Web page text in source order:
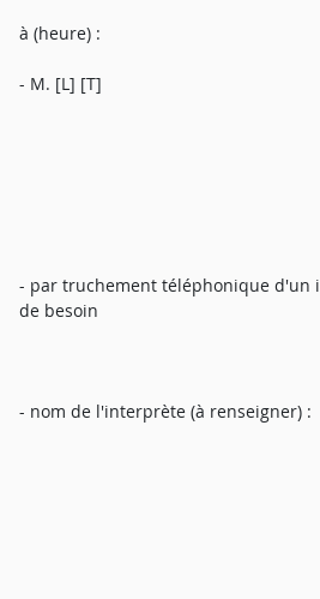
à (heure) :
- M. [L] [T]
- par truchement téléphonique d'un
de besoin
- nom de l'interprète (à renseigner) :